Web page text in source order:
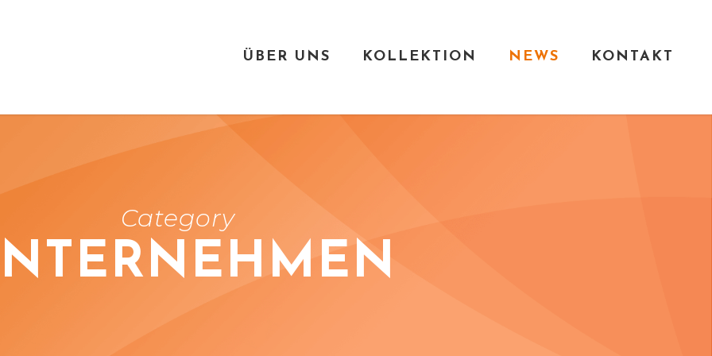
ÜBER UNS KOLLEKTION NEWS KONTAKT
Category